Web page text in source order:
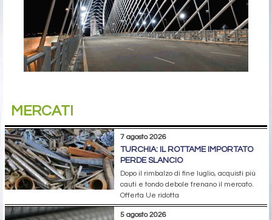
MERCATI
7 agosto 2026
TURCHIA: IL ROTTAME IMPORTATO
PERDE SLANCIO
Dopo il rimbalzo di fine luglio, acquisti più
cauti e tondo debole frenano il mercato.
Offerta Ue ridotta
5 agosto 2026